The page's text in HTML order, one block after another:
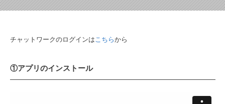
チャットワークのログインはこちらから
①アプリのインストール